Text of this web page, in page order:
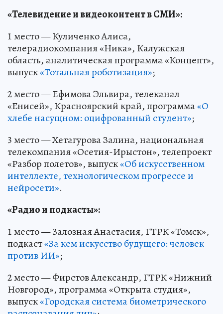
«Телевидение и видеоконтент в СМИ»:
1 место — Куличенко Алиса,
телерадиокомпания «Ника», Калужская
область, аналитическая программа «Концепт»,
выпуск«Тотальная роботизация»;
2 место — Ефимова Эльвира, телеканал
«Енисей», Красноярский край, программа«О
хлебе насущном: оцифрованный студент»;
3 место — Хетагурова Залина, национальная
телекомпания «Осетия-Ирыстон», телепроект
«Разбор полетов», выпуск«Об искусственном
интеллекте, технологическом прогрессе и
нейросети».
«Радио и подкасты»:
1 место — Залозная Анастасия, ГТРК «Томск»,
подкаст«За кем искусство будущего: человек
против ИИ»;
2 место — Фирстов Александр, ГТРК «Нижний
Новгород», программа «Открыта студия»,
выпуск«Городская система биометрического